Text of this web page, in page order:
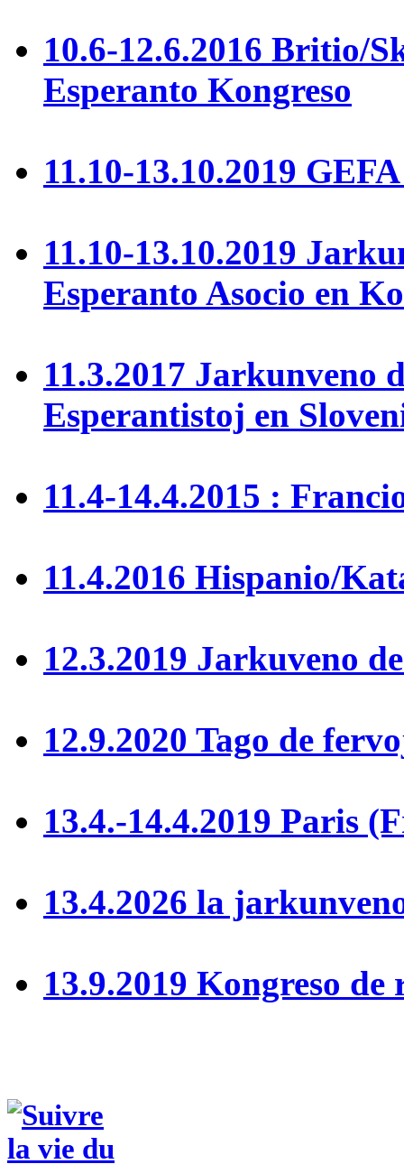
10.6-12.6.2016 Britio/
Esperanto Kongreso
11.10-13.10.2019
11.10-13.10.2019
Esperanto Asocio en
11.3.2017 Jarkunveno
Esperantistoj en
11.4-14.4.2015 :
11.4.2016 Hispanio/
12.3.2019 Jarkuveno
12.9.2020 Tago de
13.4.-14.4.2019 Paris
13.4.2026 la
13.9.2019 Kongreso